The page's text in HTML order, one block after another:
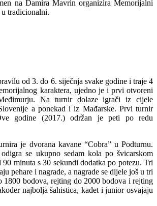
na Damira Mavrin organizira Memorijalni
tradicionalni.
od 3. do 6. siječnja svake godine i traje 4
karaktera, ujedno je i prvi otvoreni
Na turnir dolaze igrači iz cijele
a ponekad i iz Mađarske. Prvi turnir
godine (2017.) održan je peti po redu
je dvorana kavane “Cobra” u Podturnu.
se ukupno sedam kola po švicarskom
90 minuta s 30 sekundi dodatka po potezu. Tri
pehare i nagrade, a nagrade se dijele još u tri
1800 bodova, rejting do 2000 bodova i rejting
najbolja šahistica, kadet i junior osvajaju